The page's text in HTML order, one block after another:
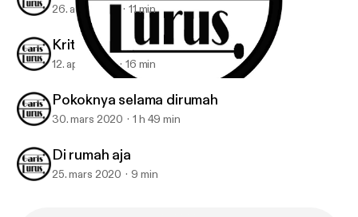
Garis Lurus
26. april 2020 11 min
Kritik
12. april 2020 16 min
Pokoknya selama dirumah
30. mars 2020 1 h 49 min
Di rumah aja
25. mars 2020 9 min